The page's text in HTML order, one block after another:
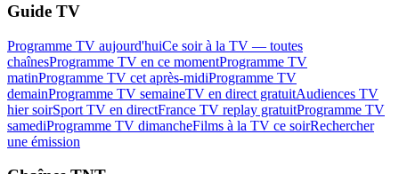
Guide TV
Programme TV aujourd'huiCe soir à la TV — toutes
chaînesProgramme TV en ce momentProgramme TV
matinProgramme TV cet après-midiProgramme TV
demainProgramme TV semaineTV en direct gratuitAudiences TV
hier soirSport TV en directFrance TV replay gratuitProgramme TV
samediProgramme TV dimancheFilms à la TV ce soirRechercher
une émission